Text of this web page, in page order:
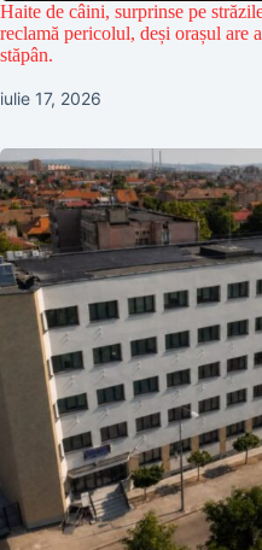
Haite de câini, surprinse pe
reclamă pericolul, deși orașul are
stăpân.
iulie 17, 2026